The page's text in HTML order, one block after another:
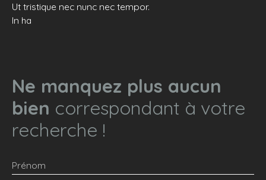
Ut tristique nec nunc nec tempor.
In ha
Ne manquez plus aucun
bien correspondant à votre
recherche !
Prénom